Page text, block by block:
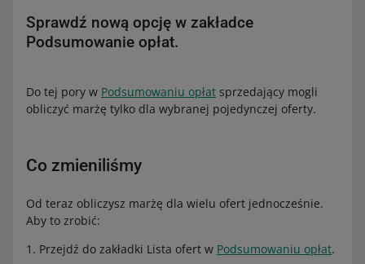
Sprawdź nową opcję w zakładce
Podsumowanie opłat.
Do tej pory w Podsumowaniu opłat sprzedający mogli
obliczyć marżę tylko dla wybranej pojedynczej oferty.
Co zmieniliśmy
Od teraz obliczysz marżę dla wielu ofert jednocześnie.
Aby to zrobić:
Przejdź do zakładki Lista ofert w Podsumowaniu opłat.